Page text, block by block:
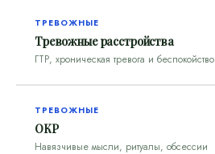
ТРЕВОЖНЫЕ
Тревожные расстройства
ГТР, хроническая тревога и беспокойство
ТРЕВОЖНЫЕ
ОКР
Навязчивые мысли, ритуалы, обсессии